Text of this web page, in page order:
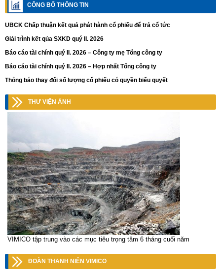
CÔNG BỐ THÔNG TIN
UBCK Chấp thuận kết quả phát hành cổ phiếu để trả cổ tức
Giải trình kết qủa SXKD quý II. 2026
Báo cáo tài chính quý II. 2026 – Công ty mẹ Tổng công ty
Báo cáo tài chính quý II. 2026 – Hợp nhất Tổng công ty
Thông báo thay đổi số lượng cổ phiếu có quyền biểu quyết
THƯ VIỆN ẢNH
VIMICO tập trung vào các mục tiêu trọng tâm 6 tháng cuối năm
ĐOÀN THANH NIÊN VIMICO